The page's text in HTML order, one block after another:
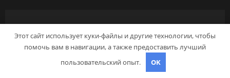
РУБРИКИ
Uncategorised
Этот сайт использует куки-файлы и другие технологии, чтобы
помочь вам в навигации, а также предоставить лучший
пользовательский опыт.
OK